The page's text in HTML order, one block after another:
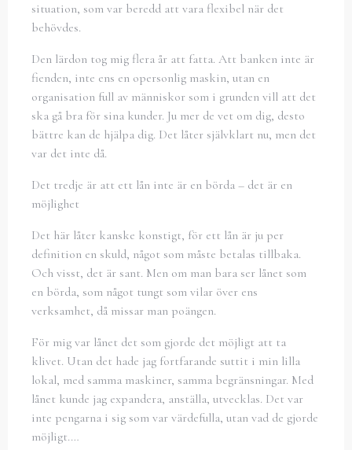
situation, som var beredd att vara flexibel när det
behövdes.
Den lärdon tog mig flera år att fatta. Att banken inte är
fienden, inte ens en opersonlig maskin, utan en
organisation full av människor som i grunden vill att det
ska gå bra för sina kunder. Ju mer de vet om dig, desto
bättre kan de hjälpa dig. Det låter självklart nu, men det
var det inte då.
Det tredje är att ett lån inte är en börda – det är en
möjlighet
Det här låter kanske konstigt, för ett lån är ju per
definition en skuld, något som måste betalas tillbaka.
Och visst, det är sant. Men om man bara ser lånet som
en börda, som något tungt som vilar över ens
verksamhet, då missar man poängen.
För mig var lånet det som gjorde det möjligt att ta
klivet. Utan det hade jag fortfarande suttit i min lilla
lokal, med samma maskiner, samma begränsningar. Med
lånet kunde jag expandera, anställa, utvecklas. Det var
inte pengarna i sig som var värdefulla, utan vad de gjorde
möjligt.…